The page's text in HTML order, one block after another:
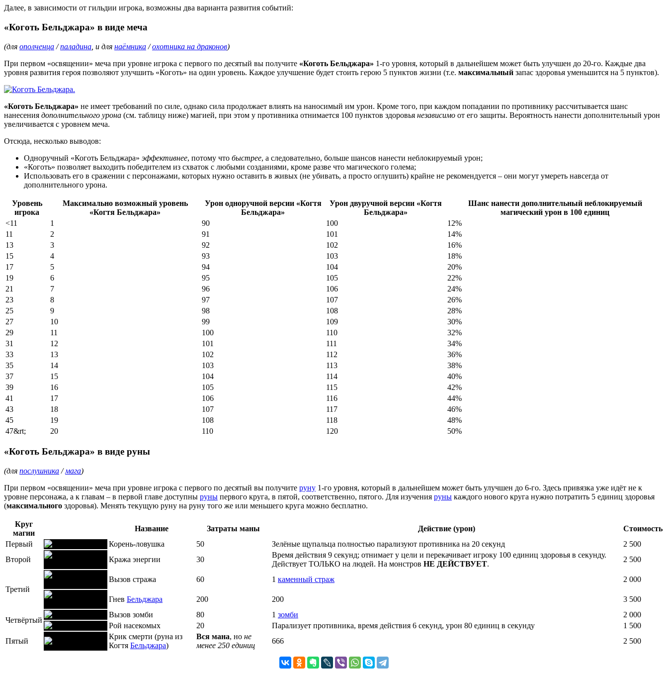
Далее, в зависимости от гильдии игрока, возможны два варианта развития событий:
«Коготь Бельджара» в виде меча
(для ополченца /паладина , и для наёмника /охотника на драконов)
При первом «освящении» меча при уровне игрока с первого по десятый вы получите «Коготь Бельджара» 1-го уровня, который в дальнейшем может быть улучшен до 20-го. Каждые два
уровня развития героя позволяют улучшить «Коготь» на один уровень. Каждое улучшение будет стоить герою 5 пунктов жизни (т.е. максимальный запас здоровья уменьшится на 5 пунктов).
«Коготь Бельджара» не имеет требований по силе, однако сила продолжает влиять на наносимый им урон. Кроме того, при каждом попадании по противнику рассчитывается шанс
нанесения дополнительного урона (см. таблицу ниже) магией, при этом у противника отнимается 100 пунктов здоровья независимо от его защиты. Вероятность нанести дополнительный урон
увеличивается с уровнем меча.
Отсюда, несколько выводов:
Одноручный «Коготь Бельджара» эффективнее, потому что быстрее, а следовательно, больше шансов нанести неблокируемый урон;
«Коготь» позволяет выходить победителем из схваток с любыми созданиями, кроме разве что магического голема;
Использовать его в сражении с персонажами, которых нужно оставить в живых (не убивать, а просто оглушить) крайне не рекомендуется – они могут умереть навсегда от
дополнительного урона.
Уровень
игрока
Максимально возможный уровень
«Когтя Бельджара»
Урон одноручной версии «Когтя
Бельджара»
Урон двуручной версии «Когтя
Бельджара»
Шанс нанести дополнительный неблокируемый
магический урон в 100 единиц
<11
1 90 100
12%
11
2 91 101
14%
13
3 92 102
16%
15
4 93 103
18%
17
5 94 104
20%
19
6 95 105
22%
21
7 96 106
24%
23
8 97 107
26%
25
9 98 108
28%
27
10 99 109
30%
29
11 100 110
32%
31
12 101 111
34%
33
13 102 112
36%
35
14 103 113
38%
37
15 104 114
40%
39
16 105 115
42%
41
17 106 116
44%
43
18 107 117
46%
45
19 108 118
48%
47&rt;
20 110 120 50%
«Коготь Бельджара» в виде руны
(для послушника /мага)
При первом «освящении» меча при уровне игрока с первого по десятый вы получите руну 1-го уровня, который в дальнейшем может быть улучшен до 6-го. Здесь привязка уже идёт не к
уровне персонажа, а к главам – в первой главе доступны руны первого круга, в пятой, соответственно, пятого. Для изучения руны каждого нового круга нужно потратить 5 единиц здоровья
(максимального здоровья). Менять текущую руну на руну того же или меньшего круга можно бесплатно.
Круг
магии
Название Затраты маны Действие (урон)
Стоимость
Первый
Корень-ловушка 50 Зелёные щупальца полностью парализуют противника на 20 секунд
2 500
Второй
Кража энергии 30
Время действия 9 секунд; отнимает у цели и перекачивает игроку 100 единиц здоровья в секунду.
Действует ТОЛЬКО на людей. На монстров НЕ ДЕЙСТВУЕТ.
2 500
Третий
Вызов стража 60 1 каменный страж 2 000
Гнев Бельджара 200 200 3 500
Четвёртый
Вызов зомби 80 1 зомби
2 000
Рой насекомых
20 Парализует противника, время действия 6 секунд, урон 80 единиц в секунду
1 500
Пятый
Крик смерти (руна из
Когтя Бельджара)
Вся мана, но не
менее 250 единиц
666 2 500